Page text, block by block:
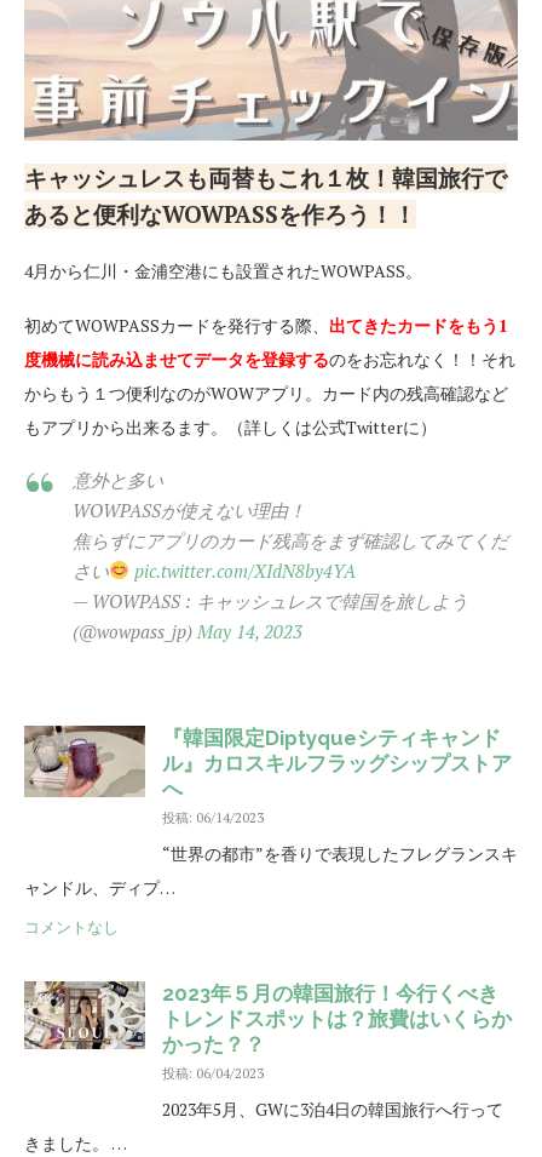
キャッシュレスも両替もこれ１枚！韓国旅行で
あると便利なWOWPASSを作ろう！！
4月から仁川・金浦空港にも設置されたWOWPASS。
初めてWOWPASSカードを発行する際、 出てきたカードをもう1
度機械に読み込ませてデータを登録するのをお忘れなく！！それ
からもう１つ便利なのがWOWアプリ。カード内の残高確認など
もアプリから出来るます。（詳しくは公式Twitterに）
意外と多い
WOWPASSが使えない理由！
焦らずにアプリのカード残高をまず確認してみてくだ
さい
pic.twitter.com/XIdN8by4YA
— WOWPASS : キャッシュレスで韓国を旅しよう
(@wowpass_jp) May 14, 2023
『韓国限定Diptyqueシティキャンド
ル』カロスキルフラッグシップストア
へ
投稿: 06/14/2023
“世界の都市”を香りで表現したフレグランスキ
ャンドル、ディプ…
コメントなし
2023年５月の韓国旅行！今行くべき
トレンドスポットは？旅費はいくらか
かった？？
投稿: 06/04/2023
2023年5月、GWに3泊4日の韓国旅行へ行って
きました。 …